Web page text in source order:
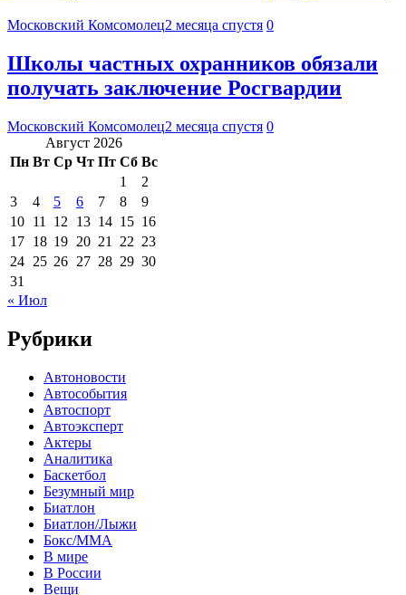
Московский Комсомолец2 месяца спустя 0
Школы частных охранников обязали
получать заключение Росгвардии
Московский Комсомолец2 месяца спустя 0
Август 2026
Пн Вт Ср Чт Пт Сб Вс
1
2
3
4 5 6 7 8
9
10 11 12 13 14 15 16
17 18 19 20 21 22 23
24 25 26 27 28 29 30
31
« Июл
Рубрики
Автоновости
Автособытия
Автоспорт
Автоэксперт
Актеры
Аналитика
Баскетбол
Безумный мир
Биатлон
Биатлон/Лыжи
Бокс/MMA
В мире
В России
Вещи